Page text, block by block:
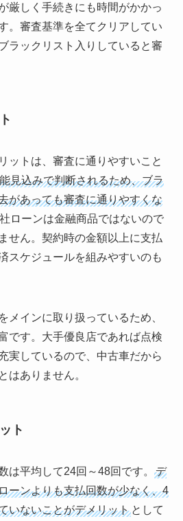
厳しく手続きにも時間がかかっ
。審査基準を全てクリアしてい
ラックリスト入りしていると審
ットは、審査に通りやすいこと
見込みで判断されるため、ブラ
があっても審査に通りやすくな
ローンは金融商品ではないので
せん。契約時の金額以上に支払
スケジュールを組みやすいのも
メインに取り扱っているため、
です。大手優良店であれば点検
実しているので、中古車だから
はありません。
ト
は平均して24回～48回です。
デ
ーンよりも支払回数が少なく、4
いないことがデメリットとして